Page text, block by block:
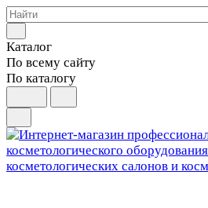
Каталог
По всему сайту
По каталогу